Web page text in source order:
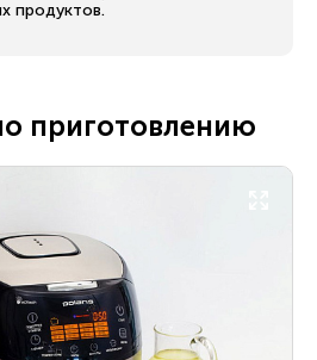
продуктов.
приготовлению